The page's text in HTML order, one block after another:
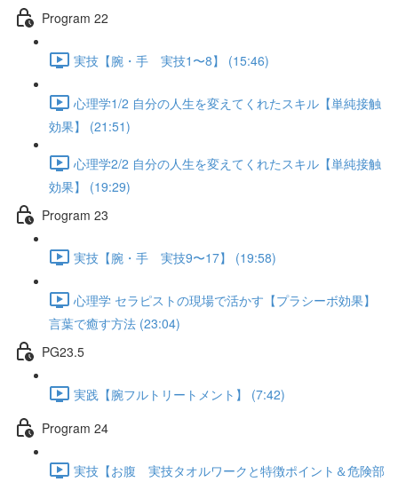
Program 22
実技【腕・手 実技1〜8】 (15:46)
心理学1/2 自分の人生を変えてくれたスキル【単純接触
効果】 (21:51)
心理学2/2 自分の人生を変えてくれたスキル【単純接触
効果】 (19:29)
Program 23
実技【腕・手 実技9〜17】 (19:58)
心理学 セラピストの現場で活かす【プラシーボ効果】
言葉で癒す方法 (23:04)
PG23.5
実践【腕フルトリートメント】 (7:42)
Program 24
実技【お腹 実技タオルワークと特徴ポイント＆危険部